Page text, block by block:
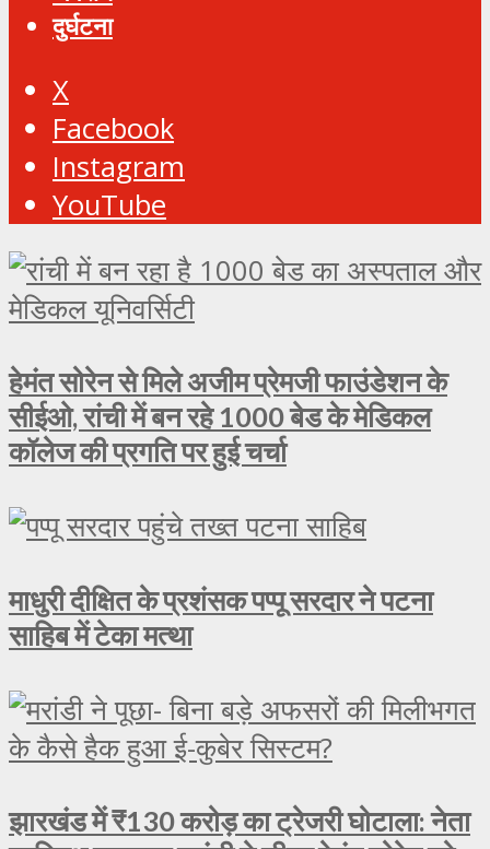
दुर्घटना
X
Facebook
Instagram
YouTube
हेमंत सोरेन से मिले अजीम प्रेमजी फाउंडेशन के
सीईओ, रांची में बन रहे 1000 बेड के मेडिकल
कॉलेज की प्रगति पर हुई चर्चा
माधुरी दीक्षित के प्रशंसक पप्पू सरदार ने पटना
साहिब में टेका मत्था
झारखंड में ₹130 करोड़ का ट्रेजरी घोटाला: नेता